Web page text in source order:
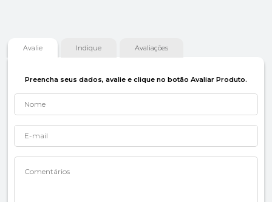
Avalie Indique Avaliações
Preencha seus dados, avalie e clique no botão Avaliar Produto.